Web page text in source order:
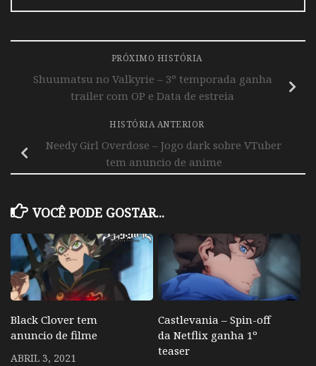
PRÓXIMO HISTÓRIA
Shuumatsu no Valkyrie – 3º temporada ganha
trailer com OP e Data de estreia
HISTÓRIA ANTERIOR
Needy Girl Overdose – Jogo dark sobre VTuber
tem anuncio de anime
VOCÊ PODE GOSTAR...
Black Clover tem
anuncio de filme
ABRIL 3, 2021
Castlevania – Spin-off
da Netflix ganha 1º
teaser